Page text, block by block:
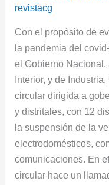
revistacg
Con el propósito de
la pandemia del
el Gobierno
Interior, y de
circular dirigida a
y distritales, con 12
la suspensión de la
electrodomésticos,
comunicaciones. En
circular hace un
los
sin